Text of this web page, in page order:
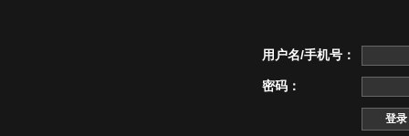
用户名/手机号：
密码：